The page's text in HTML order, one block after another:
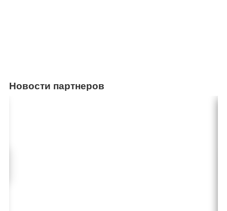
Новости партнеров